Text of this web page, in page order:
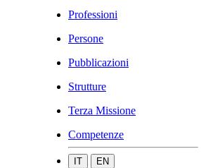
Professioni
Persone
Pubblicazioni
Strutture
Terza Missione
Competenze
IT EN